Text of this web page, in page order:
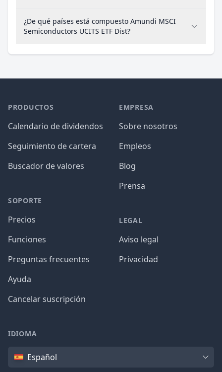
¿De qué países está compuesto Amundi MSCI
Semiconductors UCITS ETF Dist?
PRODUCTOS
Calendario de dividendos
Seguimiento de cartera
Buscador de valores
SOPORTE
Precios
Funciones
Preguntas frecuentes
Ayuda
Cancelar suscripción
EMPRESA
Sobre nosotros
Empleos
Blog
Prensa
LEGAL
Aviso legal
Privacidad
IDIOMA
IdiomaEspañol